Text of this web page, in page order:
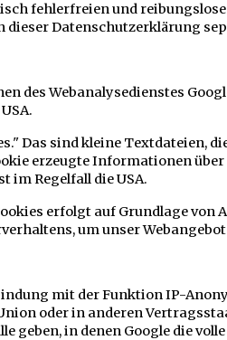
fehlerfreien und
dieser Datenschutzerklärung
des Webanalysedienstes
Das sind kleine Textdateien,
erzeugte Informationen
im Regelfall die USA.
erfolgt auf Grundlage von
um unser
mit der Funktion IP-
oder in anderen
geben, in denen Google die